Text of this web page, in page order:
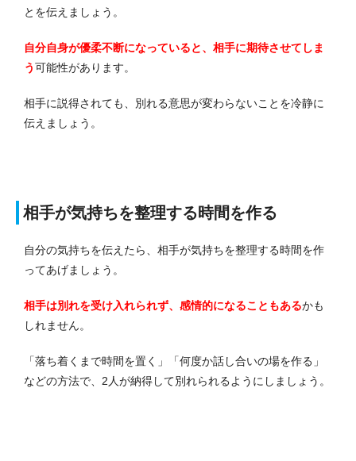
とを伝えましょう。
自分自身が優柔不断になっていると、相手に期待させてしま
う可能性があります。
相手に説得されても、別れる意思が変わらないことを冷静に
伝えましょう。
相手が気持ちを整理する時間を作る
自分の気持ちを伝えたら、相手が気持ちを整理する時間を作
ってあげましょう。
相手は別れを受け入れられず、感情的になることもあるかも
しれません。
「落ち着くまで時間を置く」「何度か話し合いの場を作る」
などの方法で、2人が納得して別れられるようにしましょう。